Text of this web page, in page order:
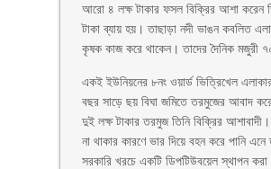
আরো ৪ লক্ষ টাকার ফসল বিক্রির আশা করেন
টাকা ব্যায় হয়। তাছাড়া নদী ভাঙন কবলিত
কৃষক কাজ করে থাকেন। তাদের দৈনিক মজুরী
একই ইউনিয়নের ৮নং ওয়ার্ড ভিত্রিখেল
বছর সাড়ে ছয় বিঘা জমিতে তরমুজের আবাদ
দুই লক্ষ টাকার তরমুজ তিনি বিক্রির
না থাকার কারণে ভার দিয়ে বহন করে পানি
সরকারি খরচে একটি ডিপটিউবয়েল স্থাপন